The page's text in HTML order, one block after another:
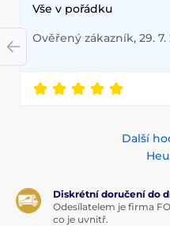
Vše v pořádku
Ověřený zákazník, 29. 7.
Další
Diskrétní doručení do
Odesílatelem je firma
co je uvnitř.